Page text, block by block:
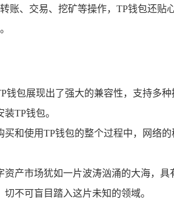
账、交易、挖矿等操作，TP钱包还
钱包展现出了强大的兼容性，支持多
TP钱包。
买和使用TP钱包的整个过程中，网络
资产市场犹如一片波涛汹涌的大海，
不可盲目踏入这片未知的领域。